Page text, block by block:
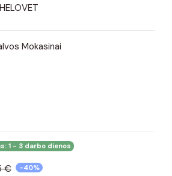
Mokasinai
1 - 3 darbo dienos
€ -40%